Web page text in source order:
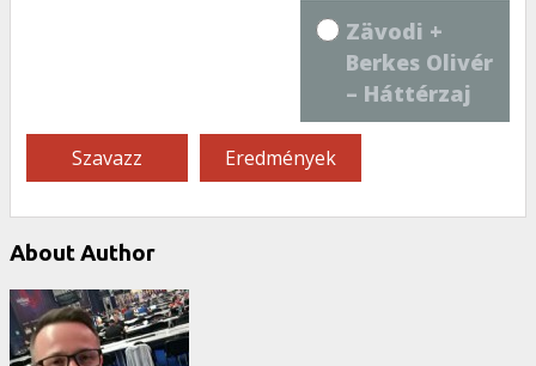
Zävodi +
Berkes Olivér
– Háttérzaj
About Author